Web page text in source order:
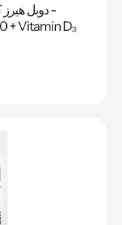
+ Vitamin D₃